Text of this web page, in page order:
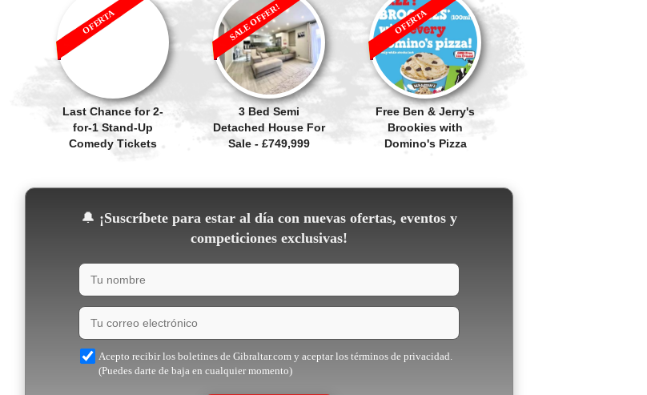
Last Chance for 2-
for-1 Stand-Up
Comedy Tickets
OFERTA
3 Bed Semi
Detached House For
Sale - £749,999
SALE OFFER!
Free Ben & Jerry's
Brookies with
Domino's Pizza
OFERTA
🔔 ¡Suscríbete para estar al día con nuevas ofertas, eventos y
competiciones exclusivas!
Acepto recibir los boletines de Gibraltar.com y aceptar los términos de privacidad.
(Puedes darte de baja en cualquier momento)